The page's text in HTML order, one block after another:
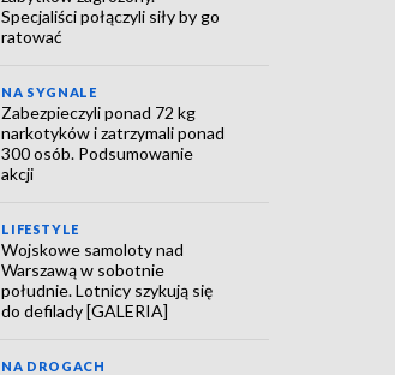
Specjaliści połączyli siły by go
ratować
NA SYGNALE
Zabezpieczyli ponad 72 kg
narkotyków i zatrzymali ponad
300 osób. Podsumowanie
akcji
LIFESTYLE
Wojskowe samoloty nad
Warszawą w sobotnie
południe. Lotnicy szykują się
do defilady [GALERIA]
NA DROGACH